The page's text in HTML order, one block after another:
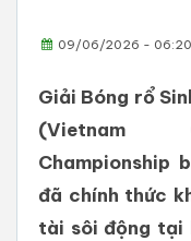
09/06/2026 - 06:20
Giải Bóng rổ
(Vietnam
Championship
đã chính thức
tài sôi động tại